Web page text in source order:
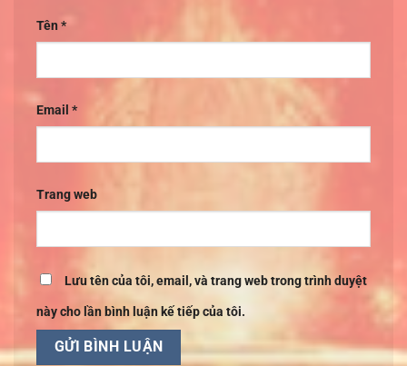
Tên *
Email *
Trang web
Lưu tên của tôi, email, và trang web trong trình duyệt
này cho lần bình luận kế tiếp của tôi.